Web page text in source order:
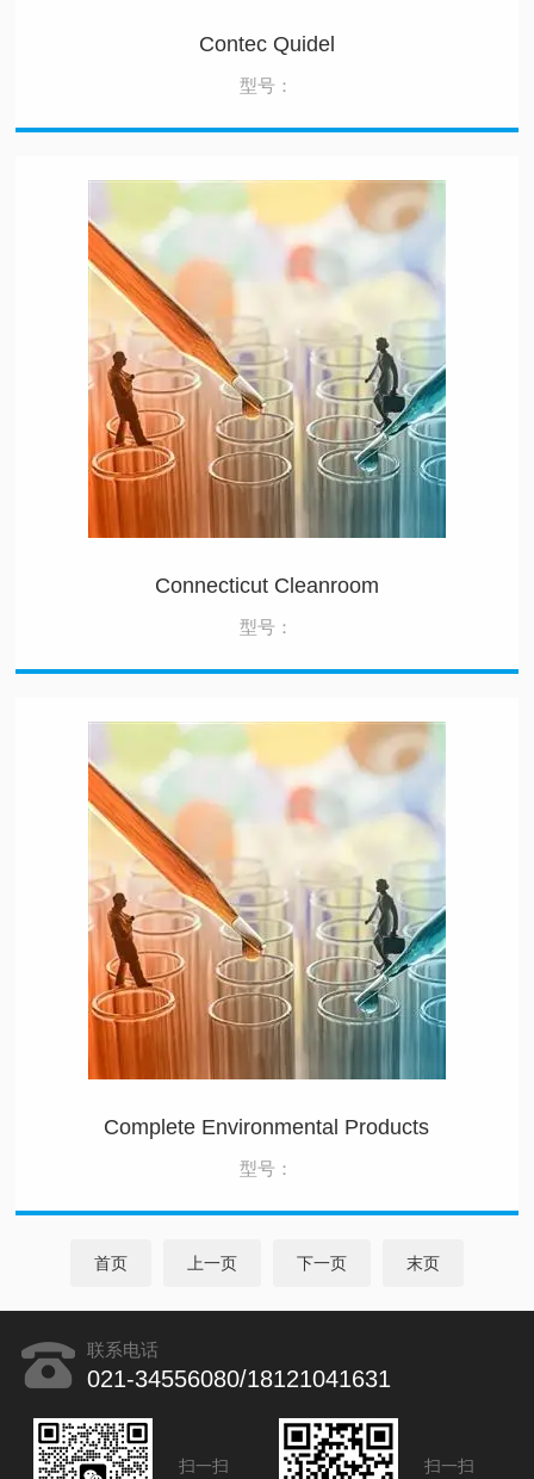
Contec Quidel
型号：
Connecticut Cleanroom
型号：
Complete Environmental Products
型号：
首页 上一页 下一页 末页
联系电话
021-34556080/18121041631
扫一扫 扫一扫